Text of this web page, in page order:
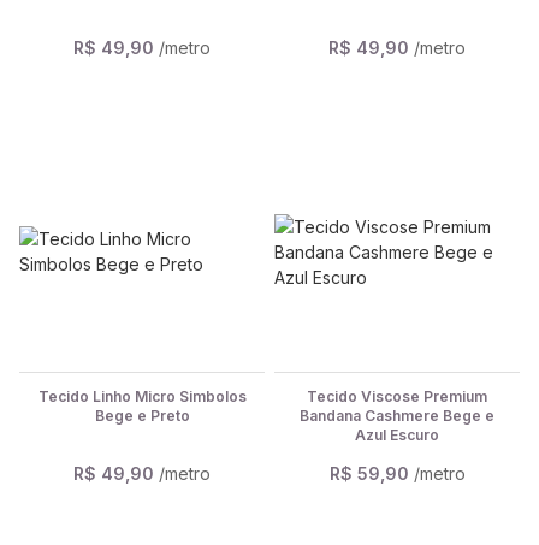
R$ 49,90 /metro R$ 49,90 /metro
Tecido Linho Micro Simbolos
Bege e Preto
R$ 49,90 /metro
Tecido Viscose Premium
Bandana Cashmere Bege e
Azul Escuro
R$ 59,90 /metro